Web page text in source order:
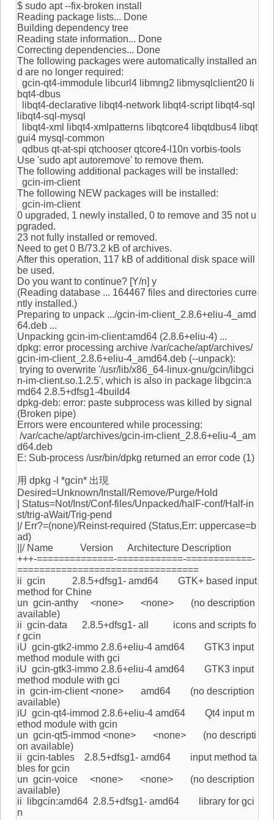
$ sudo apt --fix-broken install
Reading package lists... Done
Building dependency tree
Reading state information... Done
Correcting dependencies... Done
The following packages were automatically installed an
d are no longer required:
gcin-qt4-immodule libcurl4 libmng2 libmysqlclient20 li
bqt4-dbus
libqt4-declarative libqt4-network libqt4-script libqt4-sql
libqt4-sql-mysql
libqt4-xml libqt4-xmlpatterns libqtcore4 libqtdbus4 libqt
gui4 mysql-common
qdbus qt-at-spi qtchooser qtcore4-l10n vorbis-tools
Use 'sudo apt autoremove' to remove them.
The following additional packages will be installed:
gcin-im-client
The following NEW packages will be installed:
gcin-im-client
0 upgraded, 1 newly installed, 0 to remove and 35 not u
pgraded.
23 not fully installed or removed.
Need to get 0 B/73.2 kB of archives.
After this operation, 117 kB of additional disk space will
be used.
Do you want to continue? [Y/n] y
(Reading database ... 164467 files and directories curre
ntly installed.)
Preparing to unpack .../gcin-im-client_2.8.6+eliu-4_amd
64.deb ...
Unpacking gcin-im-client:amd64 (2.8.6+eliu-4) ...
dpkg: error processing archive /var/cache/apt/archives/
gcin-im-client_2.8.6+eliu-4_amd64.deb (--unpack):
trying to overwrite '/usr/lib/x86_64-linux-gnu/gcin/libgci
n-im-client.so.1.2.5', which is also in package libgcin:a
md64 2.8.5+dfsg1-4build4
dpkg-deb: error: paste subprocess was killed by signal
(Broken pipe)
Errors were encountered while processing:
/var/cache/apt/archives/gcin-im-client_2.8.6+eliu-4_am
d64.deb
E: Sub-process /usr/bin/dpkg returned an error code (1)
用 dpkg -l *gcin* 出現
Desired=Unknown/Install/Remove/Purge/Hold
| Status=Not/Inst/Conf-files/Unpacked/halF-conf/Half-in
st/trig-aWait/Trig-pend
|/ Err?=(none)/Reinst-required (Status,Err: uppercase=b
ad)
||/ Name Version Architecture Description
+++-==============-============-============-
=================================
ii gcin 2.8.5+dfsg1- amd64 GTK+ based input
method for Chine
un gcin-anthy <none> <none> (no description
available)
ii gcin-data 2.8.5+dfsg1- all icons and scripts fo
r gcin
iU gcin-gtk2-immo 2.8.6+eliu-4 amd64 GTK3 input
method module with gci
iU gcin-gtk3-immo 2.8.6+eliu-4 amd64 GTK3 input
method module with gci
in gcin-im-client <none> amd64 (no description
available)
iU gcin-qt4-immod 2.8.6+eliu-4 amd64 Qt4 input m
ethod module with gcin
un gcin-qt5-immod <none> <none> (no descripti
on available)
ii gcin-tables 2.8.5+dfsg1- amd64 input method ta
bles for gcin
un gcin-voice <none> <none> (no description
available)
ii libgcin:amd64 2.8.5+dfsg1- amd64 library for gci
n